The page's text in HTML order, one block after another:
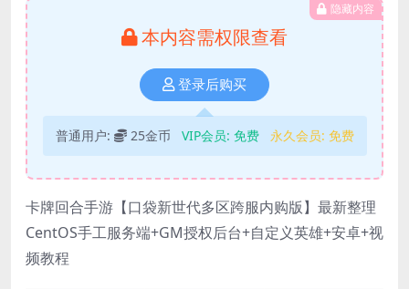
隐藏内容
本内容需权限查看
登录后购买
普通用户: 25金币 VIP会员: 免费 永久会员: 免费
卡牌回合手游【口袋新世代多区跨服内购版】最新整理
CentOS手工服务端+GM授权后台+自定义英雄+安卓+视
频教程